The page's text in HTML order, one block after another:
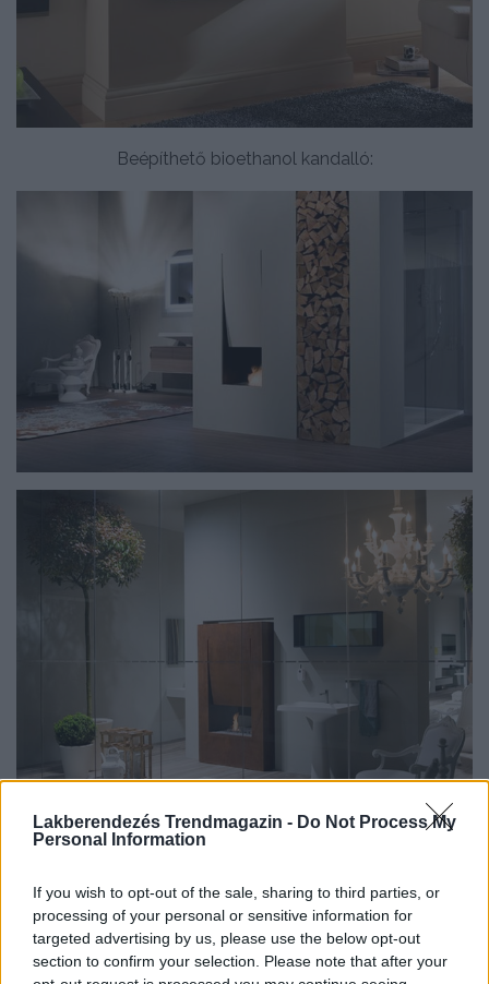
Lakberendezés Trendmagazin - Do Not Process My
Personal Information
If you wish to opt-out of the sale, sharing to third parties, or
processing of your personal or sensitive information for
targeted advertising by us, please use the below opt-out
section to confirm your selection. Please note that after your
Beépíthető bioethanol kandalló: